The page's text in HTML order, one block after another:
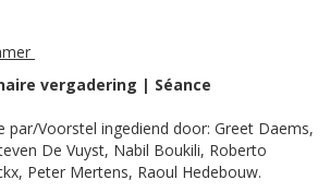
vergadering | Séance
par/Voorstel ingediend door: Greet Daems,
De Vuyst, Nabil Boukili, Roberto
Peter Mertens, Raoul Hedebouw.